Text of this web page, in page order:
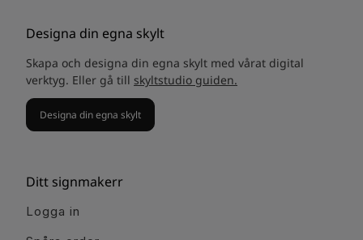
Designa din egna skylt
Skapa och designa din egna skylt med vårat digital
verktyg. Eller gå till skyltstudio guiden.
Designa din egna skylt
Ditt signmakerr
Logga in